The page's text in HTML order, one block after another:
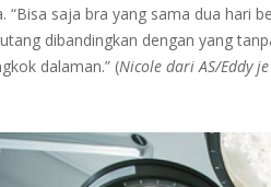
“Bisa saja bra yang sama dua hari
dibandingkan dengan yang
dalaman.” (Nicole dari AS/Eddy